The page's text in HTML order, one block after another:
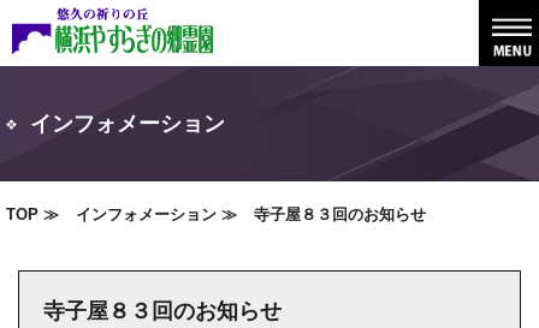
インフォメーション
TOP インフォメーション 寺子屋８３回のお知らせ
寺子屋８３回のお知らせ